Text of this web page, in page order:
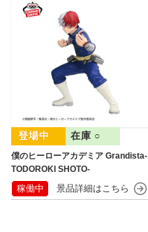
僕のヒーローアカデミア Grandista-
TODOROKI SHOTO-
在庫 ○
稼働中